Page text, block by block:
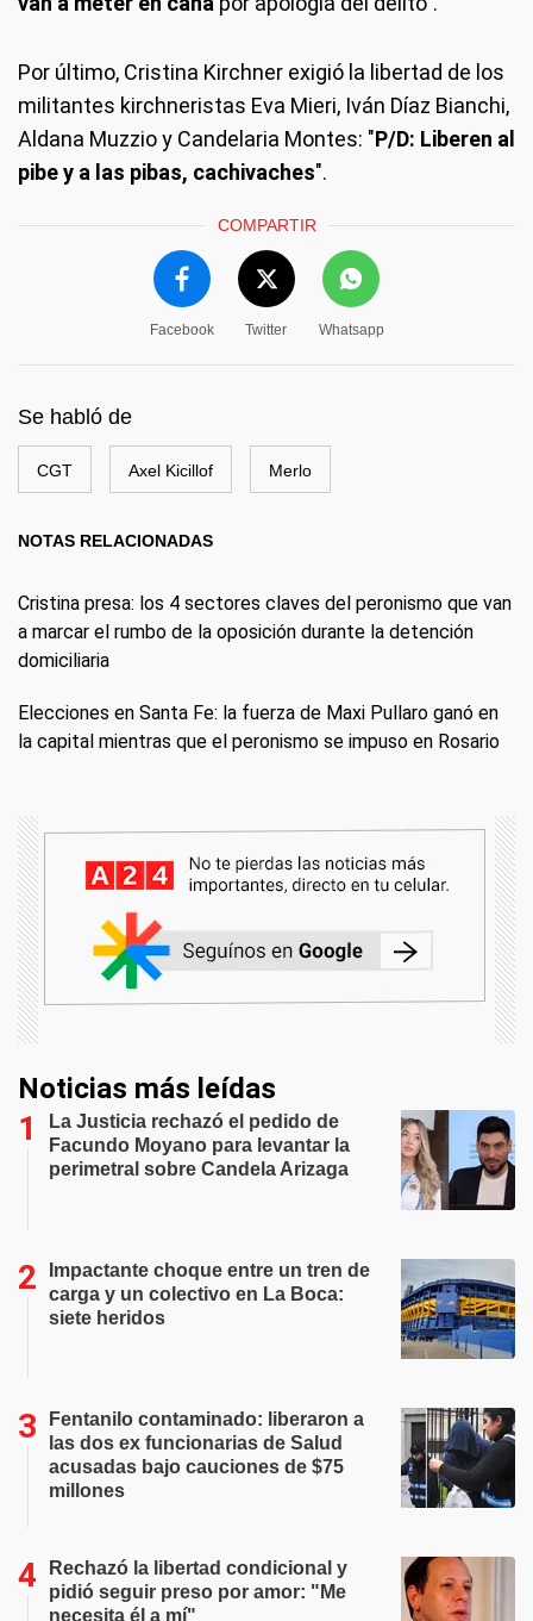
Por último, Cristina Kirchner exigió la libertad de los
militantes kirchneristas Eva Mieri, Iván Díaz Bianchi,
Aldana Muzzio y Candelaria Montes: "P/D: Liberen al
pibe y a las pibas, cachivaches".
COMPARTIR
Facebook Twitter Whatsapp
Se habló de
CGT Axel Kicillof Merlo
NOTAS RELACIONADAS
Cristina presa: los 4 sectores claves del peronismo que van
a marcar el rumbo de la oposición durante la detención
domiciliaria
Elecciones en Santa Fe: la fuerza de Maxi Pullaro ganó en
la capital mientras que el peronismo se impuso en Rosario
Noticias más leídas
La Justicia rechazó el pedido de
Facundo Moyano para levantar la
perimetral sobre Candela Arizaga
Impactante choque entre un tren de
carga y un colectivo en La Boca:
siete heridos
Fentanilo contaminado: liberaron a
las dos ex funcionarias de Salud
acusadas bajo cauciones de $75
millones
Rechazó la libertad condicional y
pidió seguir preso por amor: "Me
necesita él a mí"